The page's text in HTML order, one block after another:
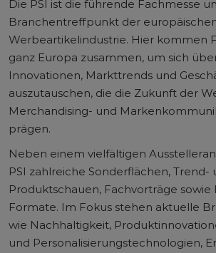
Die PSI ist die führende Fachmesse
Branchentreffpunkt der
Werbeartikelindustrie. Hier kommen
ganz Europa zusammen, um sich
Innovationen, Markttrends und
auszutauschen, die die Zukunft der
Merchandising- und
prägen.
Neben einem vielfältigen
PSI zahlreiche Sonderflächen, Trend-
Produktschauen, Fachvorträge
Formate. Im Fokus stehen aktuelle
wie Nachhaltigkeit,
und Personalisierungstechnologien,